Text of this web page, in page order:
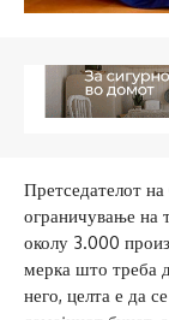
Претседателот
ограничување на
околу 3.000
мерка што треба
него, целта е да